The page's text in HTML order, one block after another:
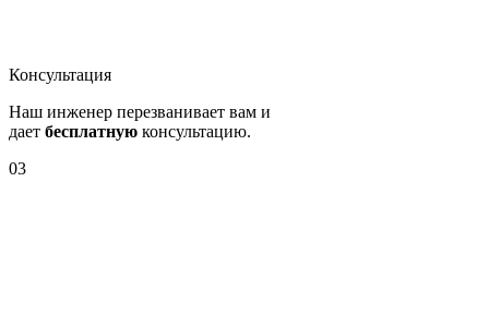
Консультация
Наш инженер перезванивает вам и
дает бесплатную консультацию.
03